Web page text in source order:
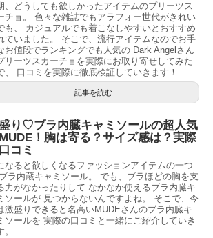
、どうしても欲しかったアイテムのプリーツス
チョ。 色々な雑誌でもアラフォー世代がきれい
も、 カジュアルでも着こなしやすいとおすすめ
ていました。 そこで、流行アイテムなのでお手
お値段でランキングでも人気の Dark Angelさん
リーツスカーチョを実際にお取り寄せしてみた
、 口コミを実際に徹底検証していきます！
記事を読む
り♡ブラ内臓キャミソールの超人気
！胸は寄る？サイズ感は？実際
コミ
なると欲しくなるファッションアイテムの一つ
ラ内蔵キャミソール。 でも、ブラほどの胸を支
力がなかったりして なかなか使えるブラ内臓キ
ソールが 見つからないんですよね。 そこで、今
激盛りできると名高いMUDEさんのブラ内臓キ
ソールを 実際の口コミと一緒にご紹介していき
。